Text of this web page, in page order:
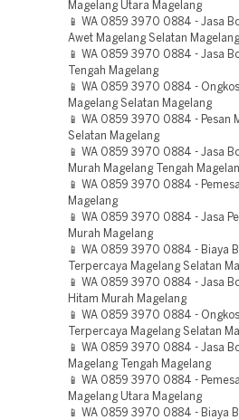
Magelang Utara Magelang
📱 WA 0859 3970 0884 - Jasa
Awet Magelang Selatan Magelang
📱 WA 0859 3970 0884 - Jasa
Tengah Magelang
📱 WA 0859 3970 0884 -
Magelang Selatan Magelang
📱 WA 0859 3970 0884 - Pesan
Selatan Magelang
📱 WA 0859 3970 0884 - Jasa
Murah Magelang Tengah
📱 WA 0859 3970 0884 -
Magelang
📱 WA 0859 3970 0884 - Jasa
Murah Magelang
📱 WA 0859 3970 0884 - Biaya
Terpercaya Magelang Selatan
📱 WA 0859 3970 0884 - Jasa
Hitam Murah Magelang
📱 WA 0859 3970 0884 -
Terpercaya Magelang Selatan
📱 WA 0859 3970 0884 - Jasa
Magelang Tengah Magelang
📱 WA 0859 3970 0884 -
Magelang Utara Magelang
📱 WA 0859 3970 0884 - Biaya